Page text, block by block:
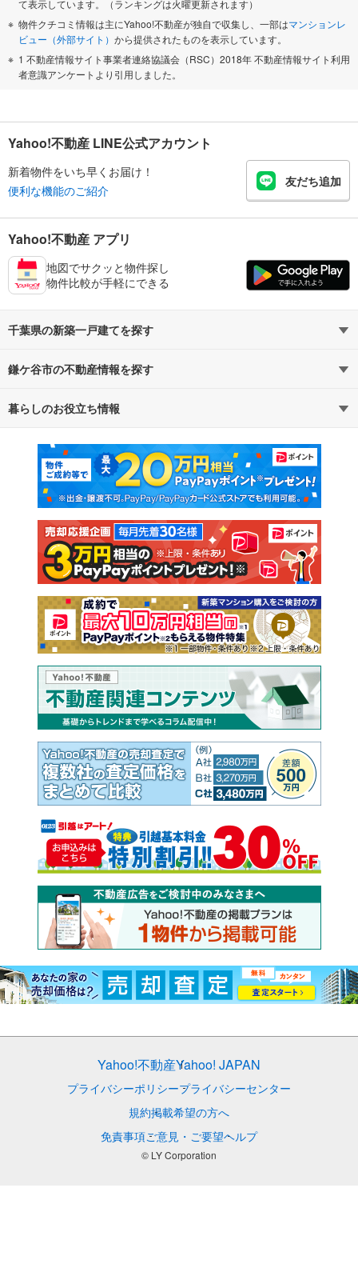
て表示しています。（ランキングは火曜更新されます）
物件クチコミ情報は主にYahoo!不動産が独自で収集し、一部はマンションレ
ビュー（外部サイト） から提供されたものを表示しています。
1 不動産情報サイト事業者連絡協議会（RSC）2018年 不動産情報サイト利用
者意識アンケートより引用しました。
Yahoo!不動産 LINE公式アカウント
新着物件をいち早くお届け！
便利な機能のご紹介
友だち追加
Yahoo!不動産 アプリ
地図でサクッと物件探し
物件比較が手軽にできる
千葉県の新築一戸建てを探す
路線・駅から探す
通勤・通学時間から探す
鎌ケ谷市の不動産情報を探す
不動産・住宅
新築マンション 中古マンション
新築一戸建て 中古一戸建て
注文住宅 土地
売却査定
暮らしのお役立ち情報
マンションカタログ 教えて！住まいの先生
Yahoo!不動産Yahoo! JAPAN
プライバシーポリシープライバシーセンター
規約掲載希望の方へ
免責事項ご意見・ご要望ヘルプ
© LY Corporation